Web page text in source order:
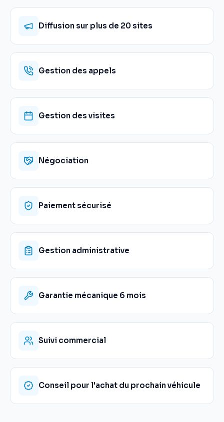
Diffusion sur plus de 20 sites
Gestion des appels
Gestion des visites
Négociation
Paiement sécurisé
Gestion administrative
Garantie mécanique 6 mois
Suivi commercial
Conseil pour l'achat du prochain véhicule